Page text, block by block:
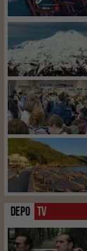
DEPO TV